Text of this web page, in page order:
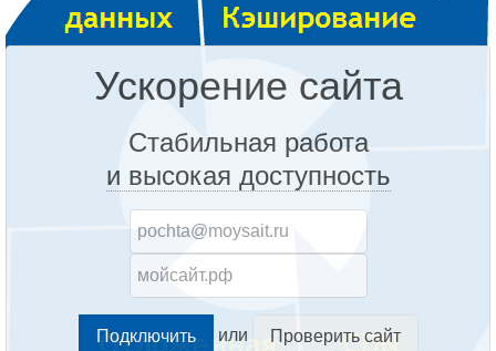
Ускорение сайта
Стабильная работа
и высокая доступность
или Проверить сайт